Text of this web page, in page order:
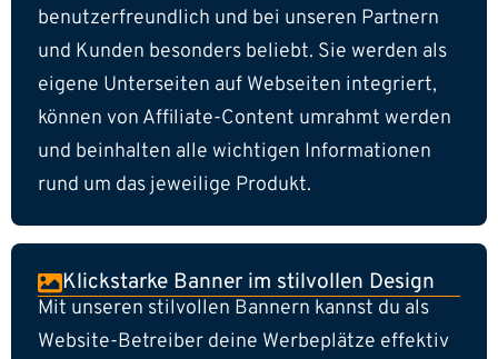
benutzerfreundlich und bei unseren Partnern
und Kunden besonders beliebt. Sie werden als
eigene Unterseiten auf Webseiten integriert,
können von Affiliate-Content umrahmt werden
und beinhalten alle wichtigen Informationen
rund um das jeweilige Produkt.
Klickstarke Banner im stilvollen Design
Mit unseren stilvollen Bannern kannst du als
Website-Betreiber deine Werbeplätze effektiv